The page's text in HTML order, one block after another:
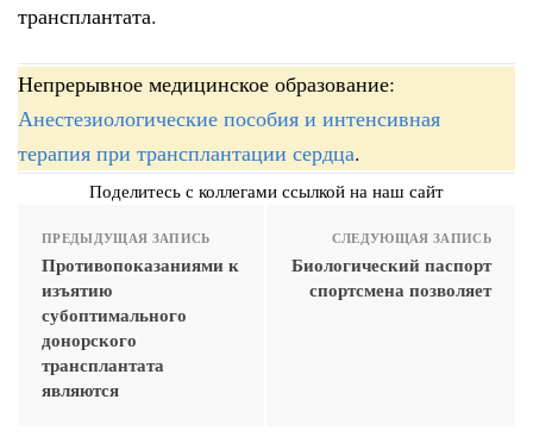
трансплантата.
Непрерывное медицинское образование:
Анестезиологические пособия и интенсивная
терапия при трансплантации сердца.
Поделитесь с коллегами ссылкой на наш сайт
ПРЕДЫДУЩАЯ ЗАПИСЬ
Противопоказаниями к
изъятию
субоптимального
донорского
трансплантата
являются
СЛЕДУЮЩАЯ ЗАПИСЬ
Биологический паспорт
спортсмена позволяет